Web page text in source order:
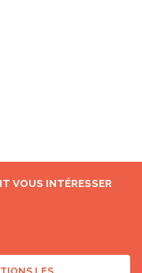
VOUS INTÉRESSER